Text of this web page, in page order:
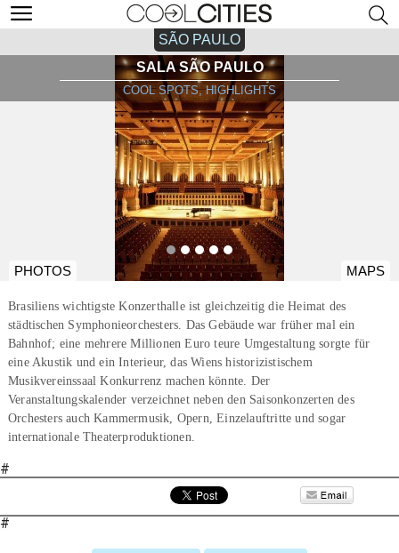
SÃO PAULO
SALA SÃO PAULO
COOL SPOTS, HIGHLIGHTS
PHOTOS MAPS
Brasiliens wichtigste Konzerthalle ist gleichzeitig die Heimat des
städtischen Symphonieorchesters. Das Gebäude war früher mal ein
Bahnhof; eine mehrere Millionen Euro teure Umgestaltung sorgte für
eine Akustik und ein Interieur, das Wiens historizistischem
Musikvereinssaal Konkurrenz machen könnte. Der
Veranstaltungskalender verzeichnet neben den Saisonkonzerten des
Orchesters auch Kammermusik, Opern, Einzelauftritte und sogar
internationale Theaterproduktionen.
#
#